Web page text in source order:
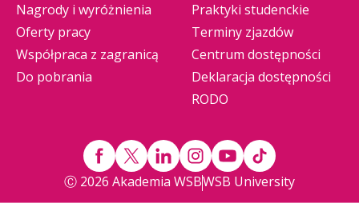
Nagrody i wyróżnienia
Oferty pracy
Współpraca z zagranicą
Do pobrania
Praktyki studenckie
Terminy zjazdów
Centrum dostępności
Deklaracja dostępności
RODO
Ⓒ 2026 Akademia WSBWSB University